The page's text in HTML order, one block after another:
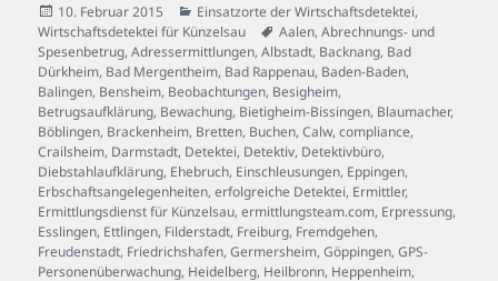
Veröffentlicht
am
10. Februar 2015 Kategorien
Einsatzorte der Wirtschaftsdetektei,
Wirtschaftsdetektei für Künzelsau
Schlagwörter
Aalen,Abrechnungs- und
Spesenbetrug,Adressermittlungen,Albstadt, Backnang, Bad
Dürkheim, Bad Mergentheim, Bad Rappenau, Baden-Baden,
Balingen, Bensheim, Beobachtungen, Besigheim,
Betrugsaufklärung, Bewachung, Bietigheim-Bissingen, Blaumacher,
Böblingen, Brackenheim, Bretten, Buchen,Calw,compliance,
Crailsheim, Darmstadt, Detektei, Detektiv, Detektivbüro,
Diebstahlaufklärung, Ehebruch, Einschleusungen, Eppingen,
Erbschaftsangelegenheiten,erfolgreiche Detektei, Ermittler,
Ermittlungsdienst für Künzelsau,ermittlungsteam.com, Erpressung,
Esslingen, Ettlingen, Filderstadt, Freiburg, Fremdgehen,
Freudenstadt, Friedrichshafen,Germersheim,Göppingen,GPS-
Personenüberwachung, Heidelberg, Heilbronn, Heppenheim,